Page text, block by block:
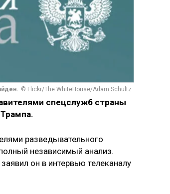
© Flickr/The WhiteHouse/Adam Schultz
спецслужб страны
разведывательного
независимый анализ.
он в интервью телеканалу